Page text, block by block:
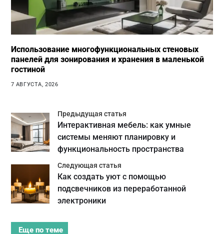
Использование многофункциональных стеновых
панелей для зонирования и хранения в маленькой
гостиной
7 АВГУСТА, 2026
Предыдущая статья
Интерактивная мебель: как умные
системы меняют планировку и
функциональность пространства
Следующая статья
Как создать уют с помощью
подсвечников из переработанной
электроники
Еще по теме